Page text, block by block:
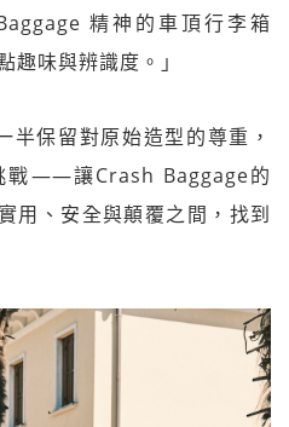
精神的車頂行李箱
趣味與辨識度。」
保留對原始造型的尊重，
戰——讓Crash Baggage的
用、安全與顛覆之間，找到